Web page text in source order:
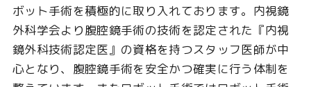
ボット手術を積極的に取り入れております。内視鏡
外科学会より腹腔鏡手術の技術を認定された『内視
鏡外科技術認定医』の資格を持つスタッフ医師が中
心となり、腹腔鏡手術を安全かつ確実に行う体制を